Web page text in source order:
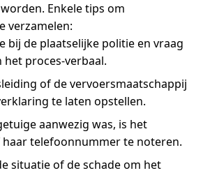
Enkele tips om
verzamelen:
bij de plaatselijke politie en vraag
het proces-verbaal.
of de vervoersmaatschappij
te laten opstellen.
aanwezig was, is het
telefoonnummer te noteren.
situatie of de schade om het